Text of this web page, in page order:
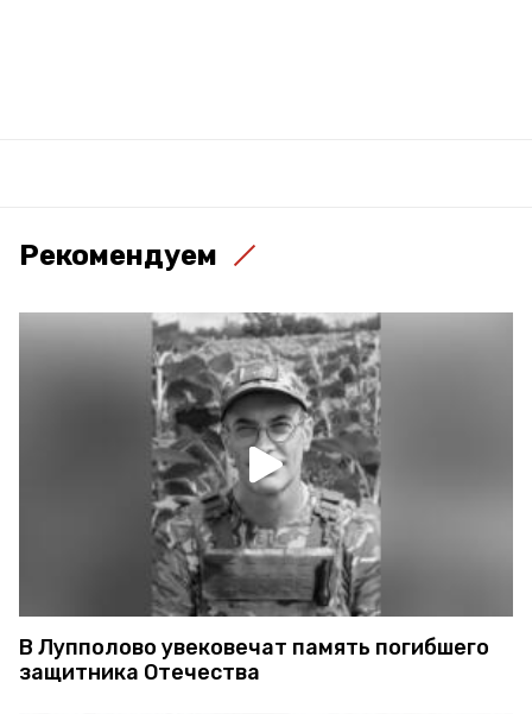
Рекомендуем
В Лупполово увековечат память погибшего
защитника Отечества